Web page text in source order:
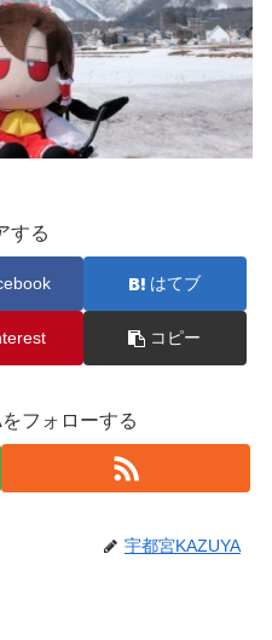
する
はてブ
コピー
フォローする
宇都宮KAZUYA